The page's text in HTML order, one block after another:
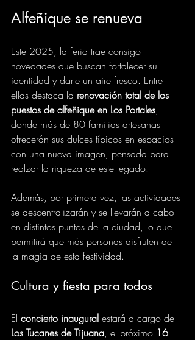
Alfeñique se renueva
Este 2025, la feria trae consigo
novedades que buscan fortalecer su
identidad y darle un aire fresco. Entre
ellas destaca la renovación total de los
puestos de alfeñique en Los Portales,
donde más de 80 familias artesanas
ofrecerán sus dulces típicos en espacios
con una nueva imagen, pensada para
realzar la riqueza de este legado.
Además, por primera vez, las actividades
se descentralizarán y se llevarán a cabo
en distintos puntos de la ciudad, lo que
permitirá que más personas disfruten de
la magia de esta festividad.
Cultura y fiesta para todos
El concierto inaugural estará a cargo de
Los Tucanes de Tijuana, el próximo 16